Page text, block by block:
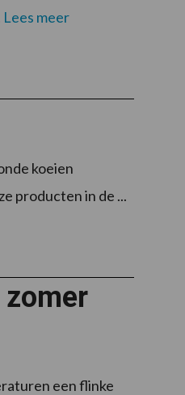
Lees meer
koeien
producten in de ...
een flinke